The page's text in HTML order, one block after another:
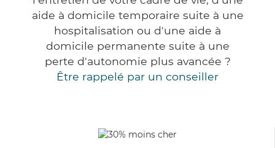
aide à domicile temporaire suite à une
hospitalisation ou d'une aide à
domicile permanente suite à une
perte d'autonomie plus avancée ?
Être rappelé par un conseiller